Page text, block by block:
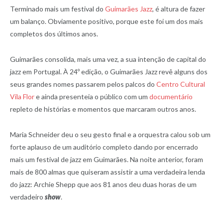
Terminado mais um festival do Guimarães Jazz, é altura de fazer
um balanço. Obviamente positivo, porque este foi um dos mais
completos dos últimos anos.
Guimarães consolida, mais uma vez, a sua intenção de capital do
jazz em Portugal. À 24º edição, o Guimarães Jazz revê alguns dos
seus grandes nomes passarem pelos palcos do Centro Cultural
Vila Flore ainda presenteia o público com um documentário
repleto de histórias e momentos que marcaram outros anos.
Maria Schneider deu o seu gesto final e a orquestra calou sob um
forte aplauso de um auditório completo dando por encerrado
mais um festival de jazz em Guimarães. Na noite anterior, foram
mais de 800 almas que quiseram assistir a uma verdadeira lenda
do jazz: Archie Shepp que aos 81 anos deu duas horas de um
verdadeiro show.